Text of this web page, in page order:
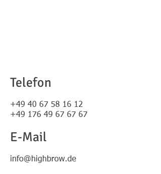
Telefon
+49 40 67 58 16 12
+49 176 49 67 67 67
E-Mail
info@highbrow.de